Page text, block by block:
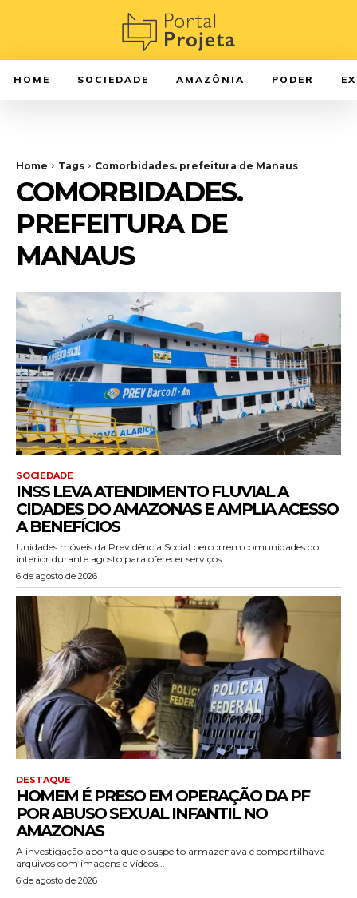
HOME SOCIEDADE AMAZÔNIA PODER
Home Tags Comorbidades. prefeitura de Manaus
COMORBIDADES.
PREFEITURA DE
MANAUS
SOCIEDADE
INSS LEVA ATENDIMENTO FLUVIAL A
CIDADES DO AMAZONAS E AMPLIA ACESSO
A BENEFÍCIOS
Unidades móveis da Previdência Social percorrem comunidades do
interior durante agosto para oferecer serviços...
6 de agosto de 2026
DESTAQUE
HOMEM É PRESO EM OPERAÇÃO DA PF
POR ABUSO SEXUAL INFANTIL NO
AMAZONAS
A investigação aponta que o suspeito armazenava e compartilhava
arquivos com imagens e vídeos...
6 de agosto de 2026